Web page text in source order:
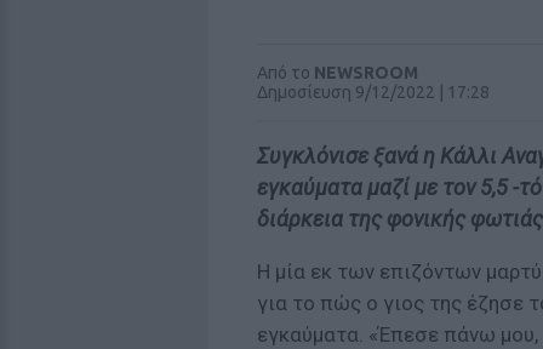
Από το NEWSROOM
Δημοσίευση 9/12/2022 | 17:28
Συγκλόνισε ξανά η Κάλλι
εγκαύματα μαζί με τον 5,5 -
διάρκεια της φονικής
Η μία εκ των επιζόντων
για το πώς ο γιος της έζησε
εγκαύματα. «Έπεσε πάνω